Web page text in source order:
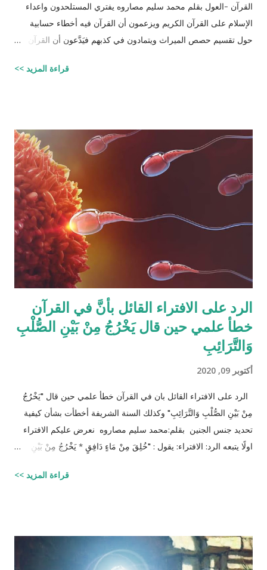
القرآن -العول بقلم محمد سليم مصاروه يفتري المستلحدون واعداء
الإسلام على القرآن الكريم ويزعمون أن القرآن فيه أخطاء حسابية
حول تقسيم حصص الميراث ويتمادون في كذبهم فيَدَّعون أن القرآن من
الحصص وذلك لأنه في حالات مُعَيَّنة يكون مجموع حصص الورثة أكثر
القرآن الكريم مقدار حصص الوارثين المحتمل وجودهم على الغالب
أثناء تقسيم الميراث، فمثلاً ترث الأخت نصف مقدار الأخ الشقيق ولكن
هناك الكثير من الاحتمالات لوجود عدة أنواع من الورثة في نفس الوقت
مثل (أخ، أخت، عّم، جد حفيد وكذا) وبطبيعة الحال ليس من المعقول
افتراض تفصيل آيات القرآن الكريم لكل الحالات التي فيها تراكيب
مختلفة من الوارثين، وإلِّا لصار القرآن مُجَلَّدات من الحسابات
قراءة المزيد >>
الرد على الافتراء القائل بأنَّ في القرآن
خطأ علمي حين قال يَخْرُجُ مِنْ بَيْنِ الصُّلْبِ
وَالتَّرَائِبِ
أكتوبر 09, 2020
الرد على الافتراء القائل بان في القرآن خطأ علمي حين قال "يَخْرُجُ
مِنْ بَيْنِ الصُّلْبِ وَالتَّرَائِبِ" وكذلك السنة الشريفة أخطأت بشأن كيفية
تحديد جنس الجنين بقلم:محمد سليم مصاروه نعرض عليكم الافتراء
اولًا يتبعه الرد: الافتراء: يقول : "خُلِقَ مِنْ مَاءٍ دَافِقٍ * يَخْرُجُ مِنْ بَيْنِ
المنطقة الصدرية عندها ( الترائب ) , و لا يتكون مني الرجل من منطقته
الصدريّة أيضاً ( الصلب ) هو يتكون في الخصيتين خارج البطن بعيداً عن
قراءة المزيد >>